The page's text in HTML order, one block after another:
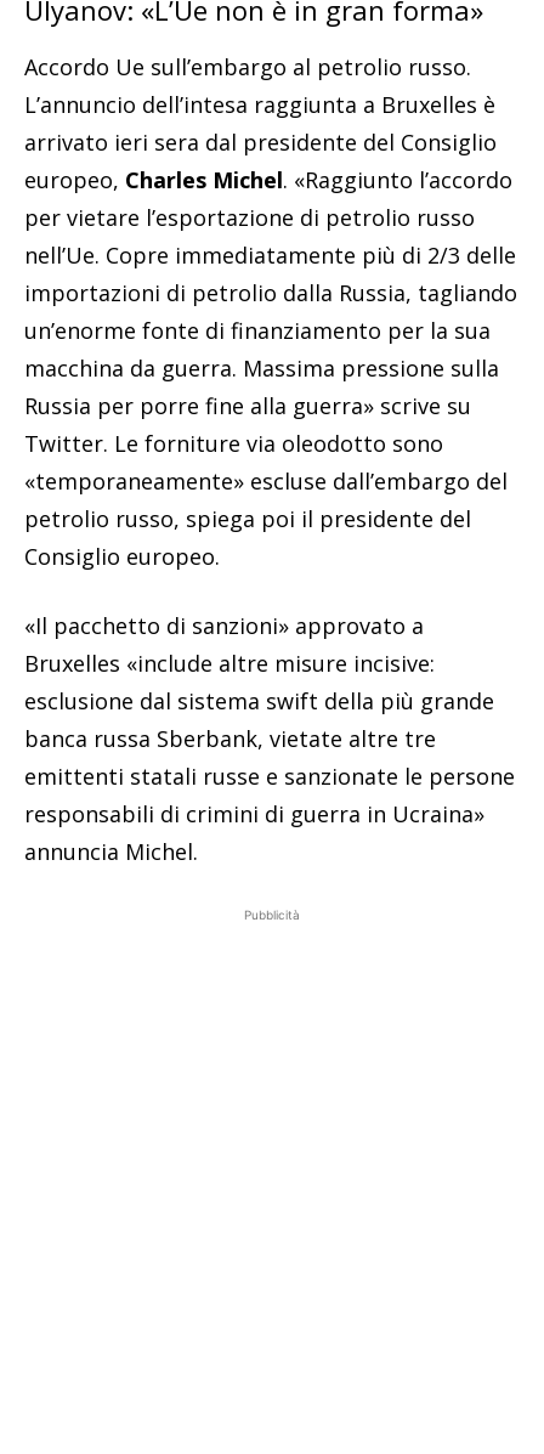
Ulyanov: «L’Ue non è in gran forma»
Accordo Ue sull’embargo al petrolio russo.
L’annuncio dell’intesa raggiunta a Bruxelles è
arrivato ieri sera dal presidente del Consiglio
europeo, Charles Michel. «Raggiunto l’accordo
per vietare l’esportazione di petrolio russo
nell’Ue. Copre immediatamente più di 2/3 delle
importazioni di petrolio dalla Russia, tagliando
un’enorme fonte di finanziamento per la sua
macchina da guerra. Massima pressione sulla
Russia per porre fine alla guerra» scrive su
Twitter. Le forniture via oleodotto sono
«temporaneamente» escluse dall’embargo del
petrolio russo, spiega poi il presidente del
Consiglio europeo.
«Il pacchetto di sanzioni» approvato a
Bruxelles «include altre misure incisive:
esclusione dal sistema swift della più grande
banca russa Sberbank, vietate altre tre
emittenti statali russe e sanzionate le persone
responsabili di crimini di guerra in Ucraina»
annuncia Michel.
Pubblicità